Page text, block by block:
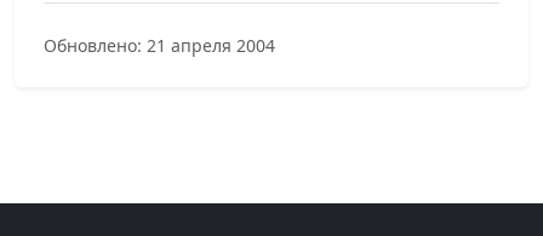
Обновлено: 21 апреля 2004